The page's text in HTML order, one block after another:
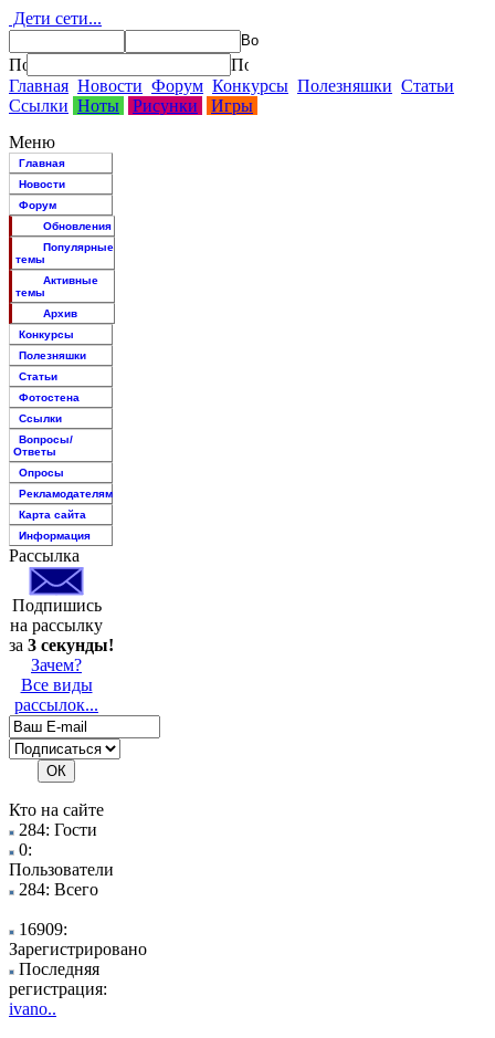
Дети сети...
Главная Новости Форум Конкурсы Полезняшки Статьи
Ссылки Ноты Рисунки
Игры
Меню
Главная
Новости
Форум
Обновления
Популярные
темы
Активные
темы
Архив
Конкурсы
Полезняшки
Статьи
Фотостена
Ссылки
Вопросы/
Ответы
Опросы
Рекламодателям
Карта сайта
Информация
Рассылка
Подпишись
на рассылку
за 3 секунды!
Зачем?
Все виды
рассылок...
Кто на сайте
284: Гости
0:
Пользователи
284: Всего
16909:
Зарегистрировано
Последняя
регистрация:
ivano..